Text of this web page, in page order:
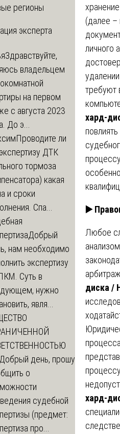
(далее –
личного
требуют
хард-
▶️
Любое
диска /
хард-
регионы
эксперта
Здравствуйте,
владельцем
на первом
с августа 2023
До э...
Проводите ли
ДТК
тормоза
какая
и сроки
Спа...
Добрый
нам необходимо
экспертизу
Суть в
нужно
явля...
Добрый день, прошу
о
судебной
(предмет:
про...